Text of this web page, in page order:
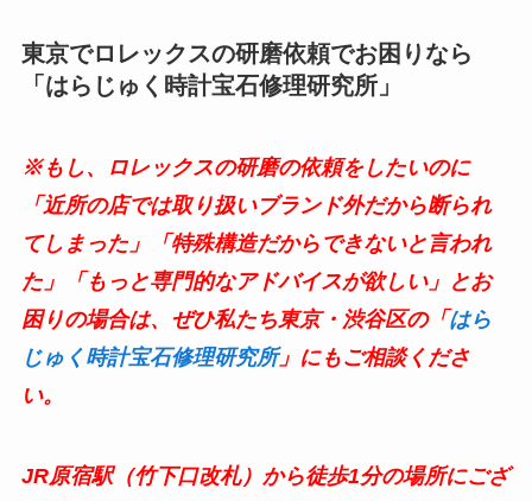
東京でロレックスの研磨依頼でお困りなら
「はらじゅく時計宝石修理研究所」
※もし、ロレックスの研磨の依頼をしたいのに
「近所の店では取り扱いブランド外だから断られ
てしまった」「特殊構造だからできないと言われ
た」「もっと専門的なアドバイスが欲しい」とお
困りの場合は、ぜひ私たち東京・渋谷区の「 はら
じゅく時計宝石修理研究所」にもご相談くださ
い。
JR原宿駅（竹下口改札）から徒歩1分の場所にござ